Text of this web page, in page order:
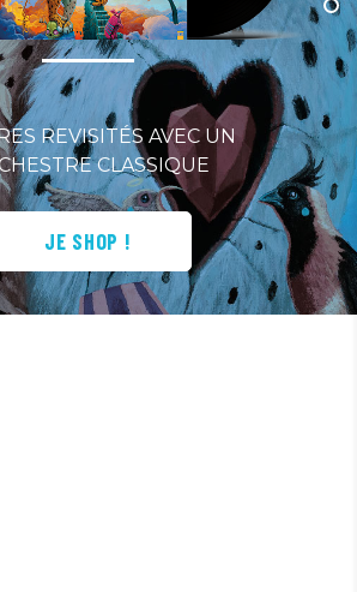
REVISITÉS AVEC UN
CLASSIQUE
JE SHOP !